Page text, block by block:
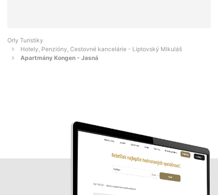
Orly Turistiky
Hotely, Penzióny, Cestovné kancelárie - Liptovský Mikuláš
Apartmány Kongen - Jasná